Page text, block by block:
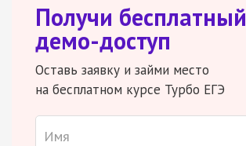
Получи бесплатный
демо-доступ
Оставь заявку и займи место
на бесплатном курсе Турбо ЕГЭ